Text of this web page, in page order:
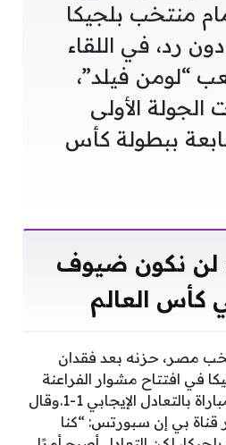
منتخب بلجيكا
رد، في اللقاء
“لومن فيلد”،
الأولى
ببطولة كأس
لن نكون ضيوف
العالم
مصر، حزنه بعد فقدان
في افتتاح مشوار الفراعنة
بالمونديال، بعد انتهاء المباراة بالتعادل الإيجابي 1-1.وقال
بي إن سبورتس: “كنا